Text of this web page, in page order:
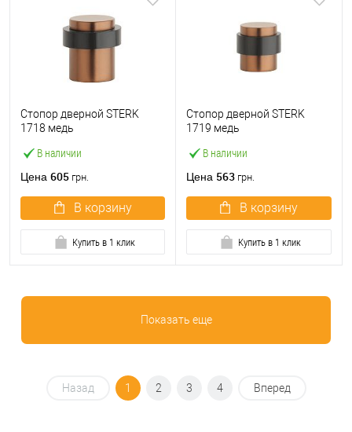
В наличии
Стопор дверной STERK
1718 медь
Цена 605 грн.
В корзину
Купить в 1 клик
В наличии
Стопор дверной STERK
1719 медь
Цена 563 грн.
В корзину
Купить в 1 клик
Показать еще
Назад 1 2 3 4 Вперед